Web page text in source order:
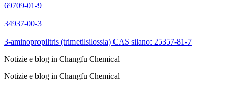
69709-01-9
34937-00-3
3-aminopropiltris (trimetilsilossia) CAS silano: 25357-81-7
Notizie e blog in Changfu Chemical
Notizie e blog in Changfu Chemical